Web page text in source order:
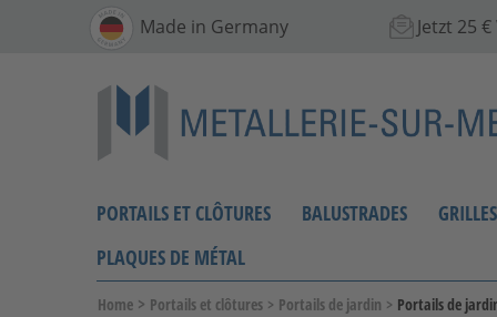
Made in Germany Jetzt 25
PORTAILS ET CLÔTURES BALUSTRADES
PLAQUES DE MÉTAL
Home > Portails et clôtures > Portails de jardin > Portails de